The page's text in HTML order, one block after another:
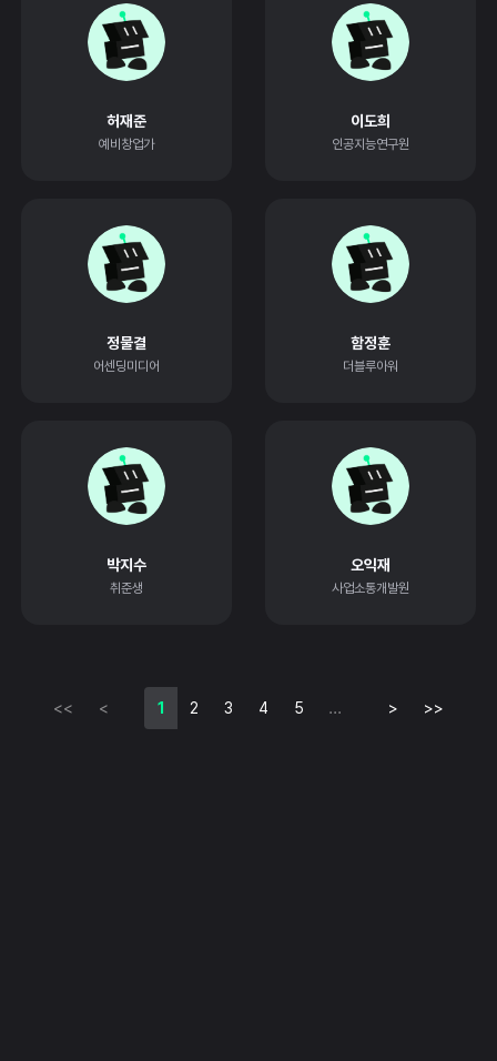
허재준
예비창업가
이도희
인공지능연구원
정물결
어센딩미디어
함정훈
더블루아워
박지수
취준생
오익재
사업소통개발원
<< < 1 2 3 4 5 ... > >>